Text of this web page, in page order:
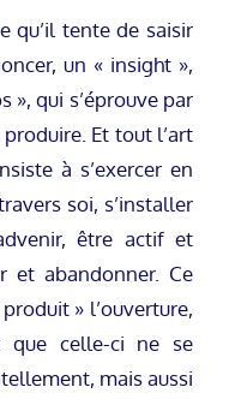
qu’il tente de saisir
un « insight »,
», qui s’éprouve par
Et tout l’art
à s’exercer en
soi, s’installer
être actif et
et abandonner. Ce
» l’ouverture,
que celle-ci ne se
mais aussi